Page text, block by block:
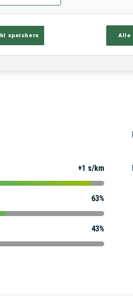
+1 s/km
63%
43%
speichern Alle